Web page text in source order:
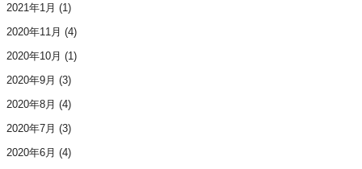
2021年1月 (1)
2020年11月 (4)
2020年10月 (1)
2020年9月 (3)
2020年8月 (4)
2020年7月 (3)
2020年6月 (4)